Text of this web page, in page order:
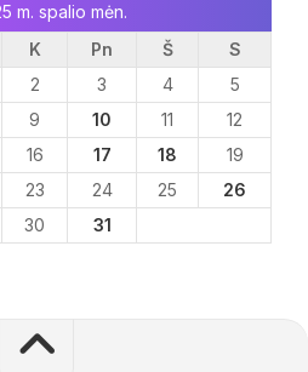
m. spalio mėn.
K Pn Š
S
2 3 4
5
9 10 11
12
16 17 18
19
23 24 25
26
30
31